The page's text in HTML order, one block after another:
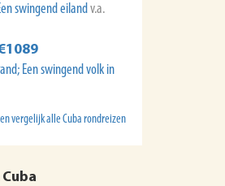
swingend eiland v.a.
Een swingend volk in
en vergelijk alle Cuba rondreizen